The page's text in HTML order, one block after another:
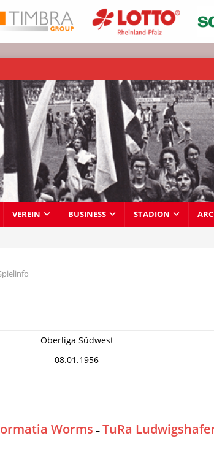
VEREIN BUSINESS STADION
Oberliga Südwest
08.01.1956
Worms – TuRa